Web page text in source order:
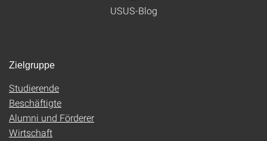
USUS-Blog
Zielgruppe
Studierende
Beschäftigte
Alumni und Förderer
Wirtschaft